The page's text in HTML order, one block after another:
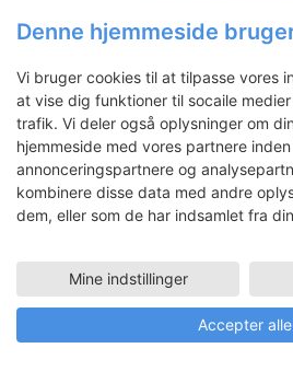
Rikke Ehlers Nilsson
Rikke Ehlers Nilsson bor
arbejder i Aalborg.
2014 en MFA fra
Instituut i Amsterdam,
tog afgang fra Det
I:project Space i
Fotografisk Center i
UNSEENAmsterdam og
BRANDTS. Hun har
Denne hjemmeside
Vi bruger cookies til at tilpasse vores
at vise dig funktioner til socaile
trafik. Vi deler også oplysninger om
hjemmeside med vores partnere
annonceringspartnere og
kombinere disse data med andre
dem, eller som de har indsamlet fra
Mine indstillinger
Accepter alle